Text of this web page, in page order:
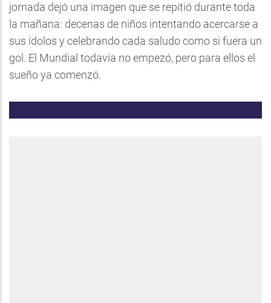
jornada dejó una imagen que se repitió durante toda
la mañana: decenas de niños intentando acercarse a
sus ídolos y celebrando cada saludo como si fuera un
gol. El Mundial todavía no empezó, pero para ellos el
sueño ya comenzó.